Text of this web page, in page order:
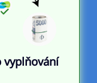
vyplňování